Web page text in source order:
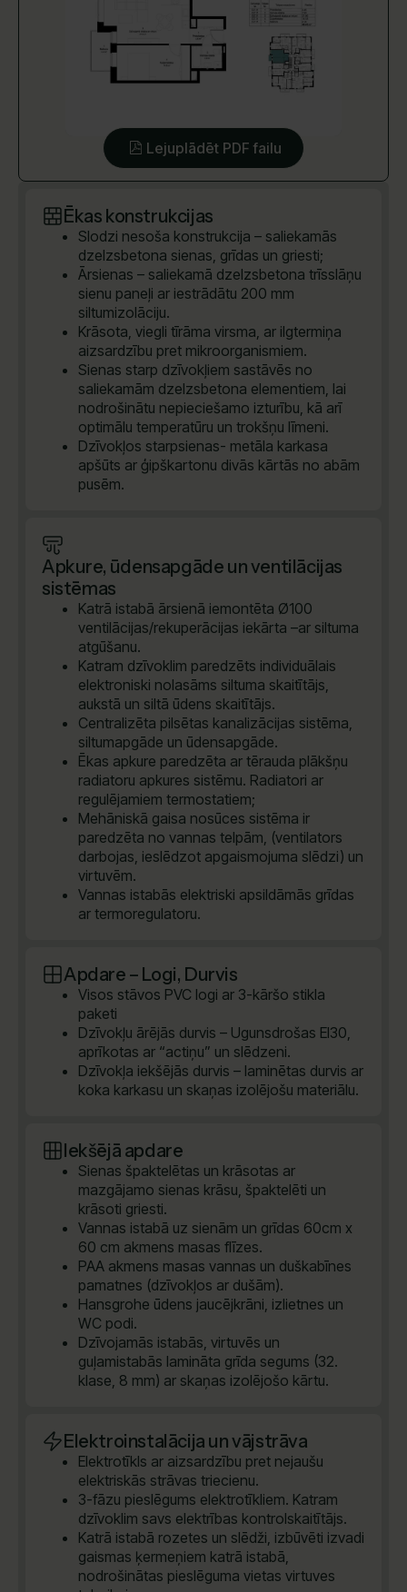
Lejuplādēt PDF failu
Ēkas konstrukcijas
Slodzi nesoša konstrukcija – saliekamās
dzelzsbetona sienas, grīdas un griesti;
Ārsienas – saliekamā dzelzsbetona trīsslāņu
sienu paneļi ar iestrādātu 200 mm
siltumizolāciju.
Krāsota, viegli tīrāma virsma, ar ilgtermiņa
aizsardzību pret mikroorganismiem.
Sienas starp dzīvokļiem sastāvēs no
saliekamām dzelzsbetona elementiem, lai
nodrošinātu nepieciešamo izturību, kā arī
optimālu temperatūru un trokšņu līmeni.
Dzīvokļos starpsienas- metāla karkasa
apšūts ar ģipškartonu divās kārtās no abām
pusēm.
Apkure, ūdensapgāde un ventilācijas
sistēmas
Katrā istabā ārsienā iemontēta Ø100
ventilācijas/rekuperācijas iekārta –ar siltuma
atgūšanu.
Katram dzīvoklim paredzēts individuālais
elektroniski nolasāms siltuma skaitītājs,
aukstā un siltā ūdens skaitītājs.
Centralizēta pilsētas kanalizācijas sistēma,
siltumapgāde un ūdensapgāde.
Ēkas apkure paredzēta ar tērauda plākšņu
radiatoru apkures sistēmu. Radiatori ar
regulējamiem termostatiem;
Mehāniskā gaisa nosūces sistēma ir
paredzēta no vannas telpām, (ventilators
darbojas, ieslēdzot apgaismojuma slēdzi) un
virtuvēm.
Vannas istabās elektriski apsildāmās grīdas
ar termoregulatoru.
Apdare – Logi, Durvis
Visos stāvos PVC logi ar 3-kāršo stikla
paketi
Dzīvokļu ārējās durvis – Ugunsdrošas EI30,
aprīkotas ar “actiņu” un slēdzeni.
Dzīvokļa iekšējās durvis – laminētas durvis ar
koka karkasu un skaņas izolējošu materiālu.
Iekšējā apdare
Sienas špaktelētas un krāsotas ar
mazgājamo sienas krāsu, špaktelēti un
krāsoti griesti.
Vannas istabā uz sienām un grīdas 60cm x
60 cm akmens masas flīzes.
PAA akmens masas vannas un duškabīnes
pamatnes (dzīvokļos ar dušām).
Hansgrohe ūdens jaucējkrāni, izlietnes un
WC podi.
Dzīvojamās istabās, virtuvēs un
guļamistabās lamināta grīda segums (32.
klase, 8 mm) ar skaņas izolējošo kārtu.
Elektroinstalācija un vājstrāva
Elektrotīkls ar aizsardzību pret nejaušu
elektriskās strāvas triecienu.
3-fāzu pieslēgums elektrotīkliem. Katram
dzīvoklim savs elektrības kontrolskaitītājs.
Katrā istabā rozetes un slēdži, izbūvēti izvadi
gaismas ķermeņiem katrā istabā,
nodrošinātas pieslēguma vietas virtuves